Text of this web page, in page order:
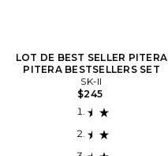
LOT DE BEST SELLER PITERA
PITERA BESTSELLERS SET
SK-II
$245